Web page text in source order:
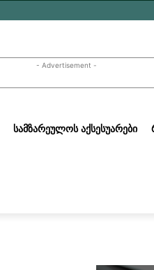
- Advertisement -
ᲡᲐᲛᲖᲐᲠᲔᲣᲚᲝᲡ ᲐᲥᲡᲔᲡᲣᲐᲠᲔᲑᲘ